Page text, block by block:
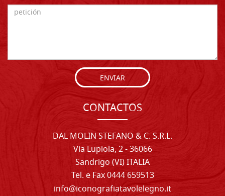
ENVIAR
CONTACTOS
DAL MOLIN STEFANO & C. S.R.L.
Via Lupiola, 2 - 36066
Sandrigo (VI) ITALIA
Tel. e Fax 0444 659513
info@iconografiatavolelegno.it